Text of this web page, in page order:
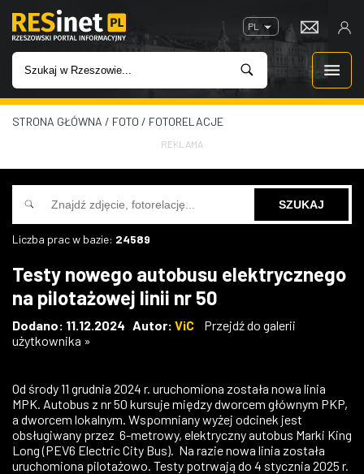
PL
WIADOMOŚCI
INWESTYCJE
IMPREZY
W KINACH
GASTRONOMIA
ZDJĘCIA
W RZESZOWIE
STRONA GŁÓWNA / FOTO / FOTORELACJE
REKLAMA
Liczba prac w bazie: 24589
Testy nowego autobusu elektrycznego
na pilotażowej linii nr 50
Dodano: 11.12.2024 Autor: ViC
Przejdź do galerii
użytkownika »
Od środy 11 grudnia 2024 r. uruchomiona została nowa linia
MPK. Autobus z nr 50 kursuje między dworcem głównym PKP,
a dworcem lokalnym. Wspomniany wyżej odcinek jest
obsługiwany przez 6-metrowy, elektryczny autobus Marki King
Long (PEV6 Electric City Bus). Na razie nowa linia została
uruchomiona pilotażowo. Testy potrwają do 4 stycznia 2025 r.